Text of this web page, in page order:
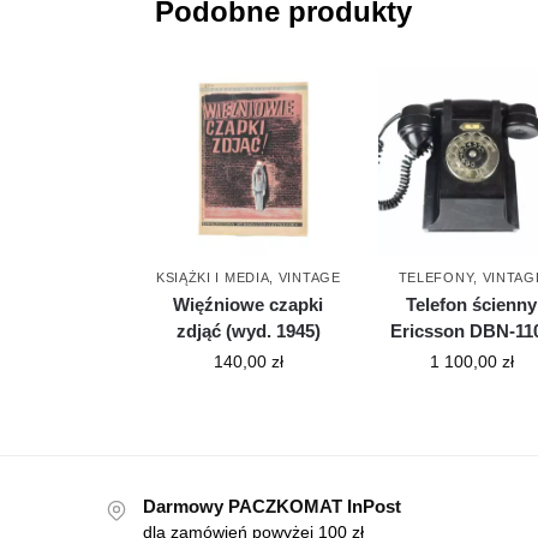
Podobne produkty
KSIĄŻKI I MEDIA VINTAGE
Więźniowe czapki
zdjąć (wyd. 1945)
140,00 zł
TELEFONY,
Telefon ścienny
Ericsson DBN-
1 100,00 zł
Darmowy PACZKOMAT InPost
dla zamówień powyżej 100 zł